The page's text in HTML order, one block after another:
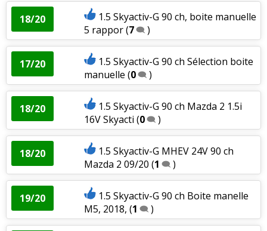
18/20
1.5 Skyactiv-G 90 ch, boite manuelle
5 rappor(7 )
17/20
1.5 Skyactiv-G 90 ch Sélection boite
manuelle (0 )
18/20
1.5 Skyactiv-G 90 ch Mazda 2 1.5i
16V Skyacti (0 )
18/20
1.5 Skyactiv-G MHEV 24V 90 ch
Mazda 2 09/20 (1 )
19/20
1.5 Skyactiv-G 90 ch Boite manelle
M5, 2018, (1 )